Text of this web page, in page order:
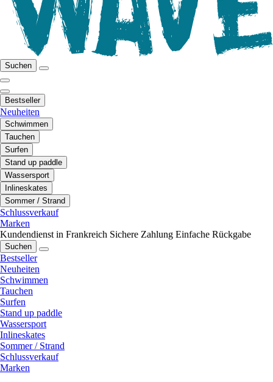
Suchen
Bestseller
Neuheiten
Schwimmen
Tauchen
Surfen
Stand up paddle
Wassersport
Inlineskates
Sommer / Strand
Schlussverkauf
Marken
Kundendienst in Frankreich Sichere Zahlung Einfache Rückgabe
Suchen
Bestseller
Neuheiten
Schwimmen
Tauchen
Surfen
Stand up paddle
Wassersport
Inlineskates
Sommer / Strand
Schlussverkauf
Marken